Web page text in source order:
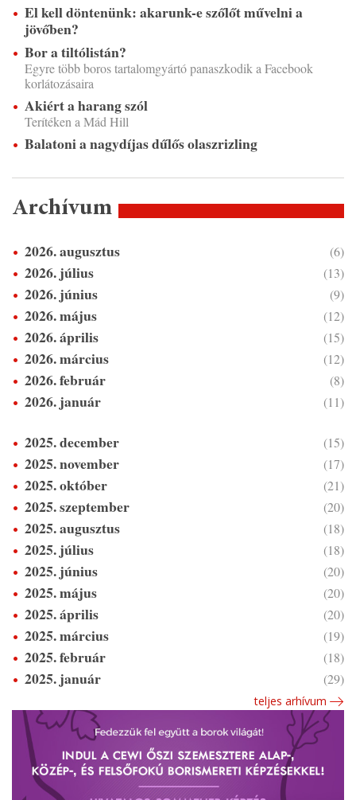
El kell döntenünk: akarunk-e szőlőt művelni a
jövőben?
Bor a tiltólistán?
Egyre több boros tartalomgyártó panaszkodik a Facebook
korlátozásaira
Akiért a harang szól
Terítéken a Mád Hill
Balatoni a nagydíjas dűlős olaszrizling
Archívum
2026. augusztus (6)
2026. július (13)
2026. június (9)
2026. május (12)
2026. április (15)
2026. március (12)
2026. február (8)
2026. január (11)
2025. december (15)
2025. november (17)
2025. október (21)
2025. szeptember (20)
2025. augusztus (18)
2025. július (18)
2025. június (20)
2025. május (20)
2025. április (20)
2025. március (19)
2025. február (18)
2025. január (29)
teljes arhívum